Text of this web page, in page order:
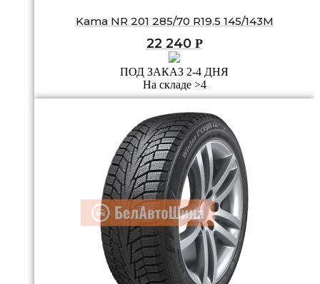
Kama NR 201 285/70 R19.5 145/143M
22 240 Р
ПОД ЗАКАЗ 2-4 ДНЯ
На складе >4